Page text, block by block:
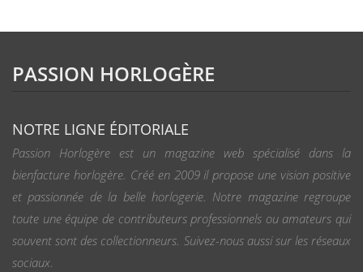
PASSION HORLOGÈRE
NOTRE LIGNE ÉDITORIALE
Passion Horlogère est un magazine web spécialisé dans la
bienfacture horlogère. Créé en 2009 il propose une vision positive
et passionnée de la belle horlogerie. Notre magazine regroupe
toute une équipe de contributeurs professionnels ou amateurs qui
souvent sont des collectionneurs. Suivez-nous aussi sur les réseaux
sociaux.